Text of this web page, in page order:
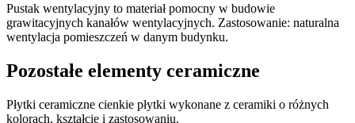
Pustak wentylacyjny to materiał pomocny w budowie
grawitacyjnych kanałów wentylacyjnych. Zastosowanie: naturalna
wentylacja pomieszczeń w danym budynku.
Pozostałe elementy ceramiczne
Płytki ceramiczne cienkie płytki wykonane z ceramiki o różnych
kolorach, kształcie i zastosowaniu.